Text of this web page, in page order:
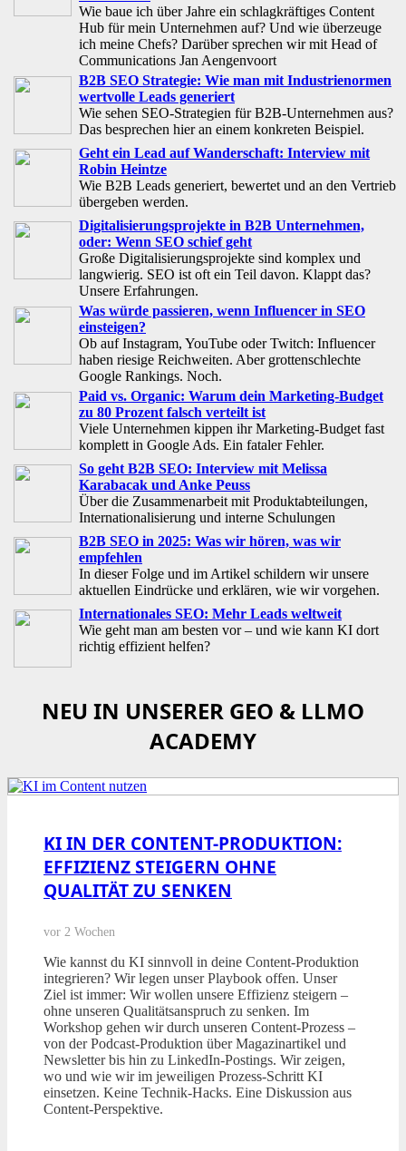
Wie baue ich über Jahre ein schlagkräftiges Content
Hub für mein Unternehmen auf? Und wie überzeuge
ich meine Chefs? Darüber sprechen wir mit Head of
Communications Jan Aengenvoort
B2B SEO Strategie: Wie man mit Industrienormen
wertvolle Leads generiert
Wie sehen SEO-Strategien für B2B-Unternehmen aus?
Das besprechen hier an einem konkreten Beispiel.
Geht ein Lead auf Wanderschaft: Interview mit
Robin Heintze
Wie B2B Leads generiert, bewertet und an den Vertrieb
übergeben werden.
Digitalisierungsprojekte in B2B Unternehmen,
oder: Wenn SEO schief geht
Große Digitalisierungsprojekte sind komplex und
langwierig. SEO ist oft ein Teil davon. Klappt das?
Unsere Erfahrungen.
Was würde passieren, wenn Influencer in SEO
einsteigen?
Ob auf Instagram, YouTube oder Twitch: Influencer
haben riesige Reichweiten. Aber grottenschlechte
Google Rankings. Noch.
Paid vs. Organic: Warum dein Marketing-Budget
zu 80 Prozent falsch verteilt ist
Viele Unternehmen kippen ihr Marketing-Budget fast
komplett in Google Ads. Ein fataler Fehler.
So geht B2B SEO: Interview mit Melissa
Karabacak und Anke Peuss
Über die Zusammenarbeit mit Produktabteilungen,
Internationalisierung und interne Schulungen
B2B SEO in 2025: Was wir hören, was wir
empfehlen
In dieser Folge und im Artikel schildern wir unsere
aktuellen Eindrücke und erklären, wie wir vorgehen.
Internationales SEO: Mehr Leads weltweit
Wie geht man am besten vor – und wie kann KI dort
richtig effizient helfen?
NEU IN UNSERER GEO & LLMO
ACADEMY
KI IN DER CONTENT-PRODUKTION:
EFFIZIENZ STEIGERN OHNE
QUALITÄT ZU SENKEN
vor 2 Wochen
Wie kannst du KI sinnvoll in deine Content-Produktion
integrieren? Wir legen unser Playbook offen. Unser
Ziel ist immer: Wir wollen unsere Effizienz steigern –
ohne unseren Qualitätsanspruch zu senken. Im
Workshop gehen wir durch unseren Content-Prozess –
von der Podcast-Produktion über Magazinartikel und
Newsletter bis hin zu LinkedIn-Postings. Wir zeigen,
wo und wie wir im jeweiligen Prozess-Schritt KI
einsetzen. Keine Technik-Hacks. Eine Diskussion aus
Content-Perspektive.